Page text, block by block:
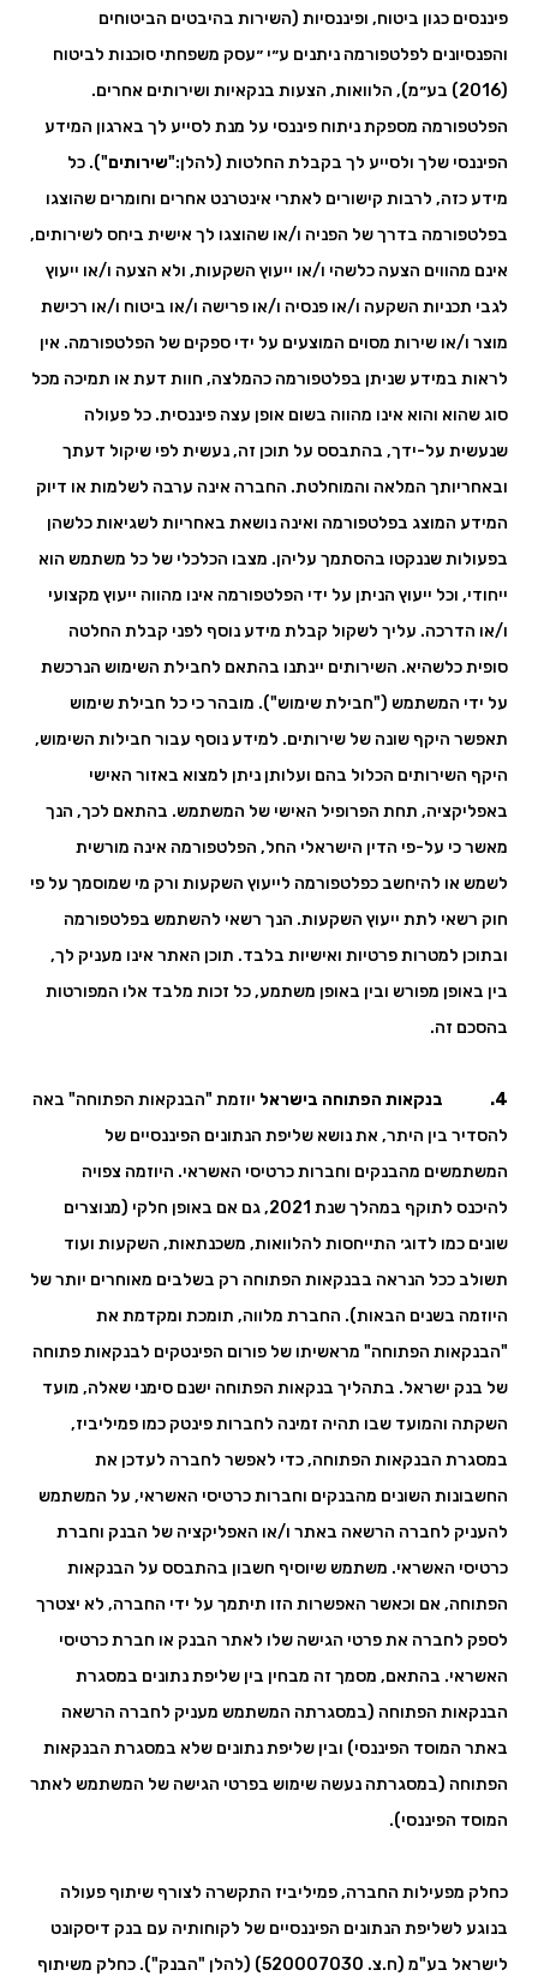
פיננסים כגון ביטוח, ופיננסיות (השירות בהיבטים הביטוחים
והפנסיונים לפלטפורמה ניתנים ע״י ״עסק משפחתי סוכנות לביטוח
(2016) בע״מ), הלוואות, הצעות בנקאיות ושירותים אחרים.
הפלטפורמה מספקת ניתוח פיננסי על מנת לסייע לך בארגון המידע
הפיננסי שלך ולסייע לך בקבלת החלטות (להלן:"שירותים"). כל
מידע כזה, לרבות קישורים לאתרי אינטרנט אחרים וחומרים שהוצגו
בפלטפורמה בדרך של הפניה ו/או שהוצגו לך אישית ביחס לשירותים,
אינם מהווים הצעה כלשהי ו/או ייעוץ השקעות, ולא הצעה ו/או ייעוץ
לגבי תכניות השקעה ו/או פנסיה ו/או פרישה ו/או ביטוח ו/או רכישת
מוצר ו/או שירות מסוים המוצעים על ידי ספקים של הפלטפורמה. אין
לראות במידע שניתן בפלטפורמה כהמלצה, חוות דעת או תמיכה מכל
סוג שהוא והוא אינו מהווה בשום אופן עצה פיננסית. כל פעולה
שנעשית על-ידך, בהתבסס על תוכן זה, נעשית לפי שיקול דעתך
ובאחריותך המלאה והמוחלטת. החברה אינה ערבה לשלמות או דיוק
המידע המוצג בפלטפורמה ואינה נושאת באחריות לשגיאות כלשהן
בפעולות שננקטו בהסתמך עליהן. מצבו הכלכלי של כל משתמש הוא
ייחודי, וכל ייעוץ הניתן על ידי הפלטפורמה אינו מהווה ייעוץ מקצועי
ו/או הדרכה. עליך לשקול קבלת מידע נוסף לפני קבלת החלטה
סופית כלשהיא. השירותים יינתנו בהתאם לחבילת השימוש הנרכשת
על ידי המשתמש ("חבילת שימוש"). מובהר כי כל חבילת שימוש
תאפשר היקף שונה של שירותים. למידע נוסף עבור חבילות השימוש,
היקף השירותים הכלול בהם ועלותן ניתן למצוא באזור האישי
באפליקציה, תחת הפרופיל האישי של המשתמש. בהתאם לכך, הנך
מאשר כי על-פי הדין הישראלי החל, הפלטפורמה אינה מורשית
לשמש או להיחשב כפלטפורמה לייעוץ השקעות ורק מי שמוסמך על פי
חוק רשאי לתת ייעוץ השקעות. הנך רשאי להשתמש בפלטפורמה
ובתוכן למטרות פרטיות ואישיות בלבד. תוכן האתר אינו מעניק לך,
בין באופן מפורש ובין באופן משתמע, כל זכות מלבד אלו המפורטות
בהסכם זה.
4. בנקאות הפתוחה בישראל
יוזמת "הבנקאות הפתוחה" באה
להסדיר בין היתר, את נושא שליפת הנתונים הפיננסיים של
המשתמשים מהבנקים וחברות כרטיסי האשראי. היוזמה צפויה
להיכנס לתוקף במהלך שנת 2021, גם אם באופן חלקי (מנוצרים
שונים כמו לדוג׳ התייחסות להלוואות, משכנתאות, השקעות ועוד
תשולב ככל הנראה בבנקאות הפתוחה רק בשלבים מאוחרים יותר של
היוזמה בשנים הבאות). החברת מלווה, תומכת ומקדמת את
"הבנקאות הפתוחה" מראשיתו של פורום הפינטקים לבנקאות פתוחה
של בנק ישראל. בתהליך בנקאות הפתוחה ישנם סימני שאלה, מועד
השקתה והמועד שבו תהיה זמינה לחברות פינטק כמו פמיליביז,
במסגרת הבנקאות הפתוחה, כדי לאפשר לחברה לעדכן את
החשבונות השונים מהבנקים וחברות כרטיסי האשראי, על המשתמש
להעניק לחברה הרשאה באתר ו/או האפליקציה של הבנק וחברת
כרטיסי האשראי. משתמש שיוסיף חשבון בהתבסס על הבנקאות
הפתוחה, אם וכאשר האפשרות הזו תיתמך על ידי החברה, לא יצטרך
לספק לחברה את פרטי הגישה שלו לאתר הבנק או חברת כרטיסי
האשראי. בהתאם, מסמך זה מבחין בין שליפת נתונים במסגרת
הבנקאות הפתוחה (במסגרתה המשתמש מעניק לחברה הרשאה
באתר המוסד הפיננסי) ובין שליפת נתונים שלא במסגרת הבנקאות
הפתוחה (במסגרתה נעשה שימוש בפרטי הגישה של המשתמש לאתר
המוסד הפיננסי).
כחלק מפעילות החברה, פמיליביז התקשרה לצורף שיתוף פעולה
בנוגע לשליפת הנתונים הפיננסיים של לקוחותיה עם בנק דיסקונט
לישראל בע"מ (ח.צ. 520007030) (להלן "הבנק"). כחלק משיתוף